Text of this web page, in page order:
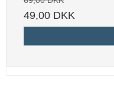
49,00 DKK